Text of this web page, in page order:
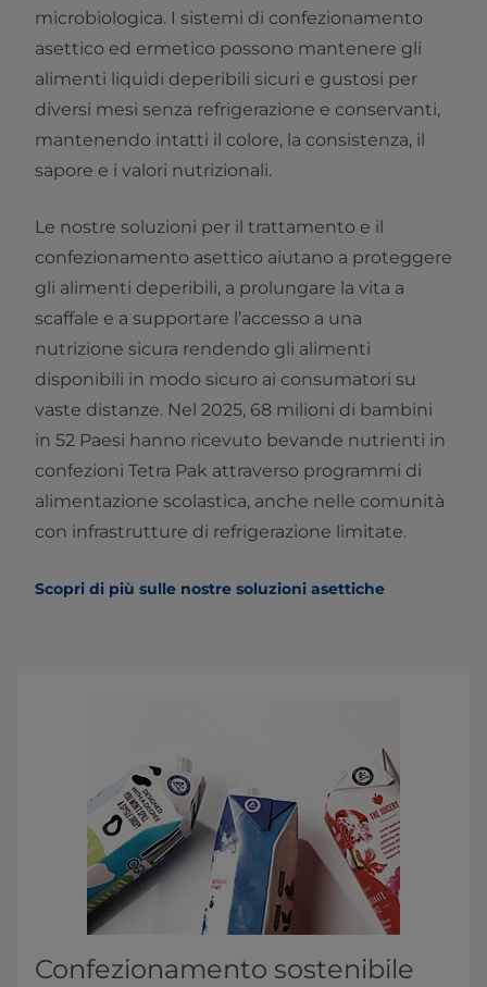
microbiologica. I sistemi di confezionamento
asettico ed ermetico possono mantenere gli
alimenti liquidi deperibili sicuri e gustosi per
diversi mesi senza refrigerazione e conservanti,
mantenendo intatti il colore, la consistenza, il
sapore e i valori nutrizionali.
Le nostre soluzioni per il trattamento e il
confezionamento asettico aiutano a proteggere
gli alimenti deperibili, a prolungare la vita a
scaffale e a supportare l’accesso a una
nutrizione sicura rendendo gli alimenti
disponibili in modo sicuro ai consumatori su
vaste distanze. Nel 2025, 68 milioni di bambini
in 52 Paesi hanno ricevuto bevande nutrienti in
confezioni Tetra Pak attraverso programmi di
alimentazione scolastica, anche nelle comunità
con infrastrutture di refrigerazione limitate.
Scopri di più sulle nostre soluzioni asettiche
Confezionamento sostenibile